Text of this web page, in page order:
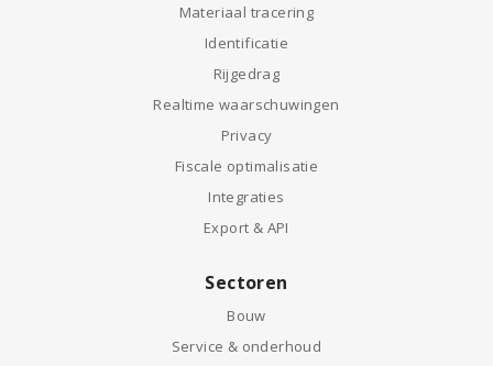
Materiaal tracering
Identificatie
Rijgedrag
Realtime waarschuwingen
Privacy
Fiscale optimalisatie
Integraties
Export & API
Sectoren
Bouw
Service & onderhoud